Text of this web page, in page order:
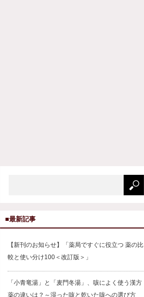
■最新記事
【新刊のお知らせ】「薬局ですぐに役立つ 薬の比
較と使い分け100＜改訂版＞」
「小青竜湯」と「麦門冬湯」、咳によく使う漢方
薬の違いは？～湿った咳と乾いた咳への選び方